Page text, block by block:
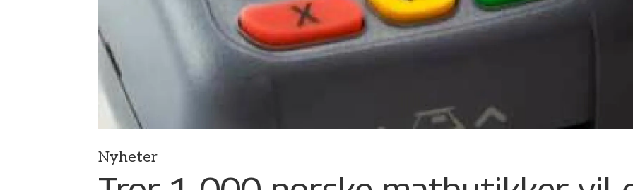
Nyheter